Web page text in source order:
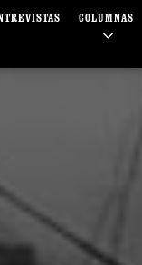
COLUMNAS